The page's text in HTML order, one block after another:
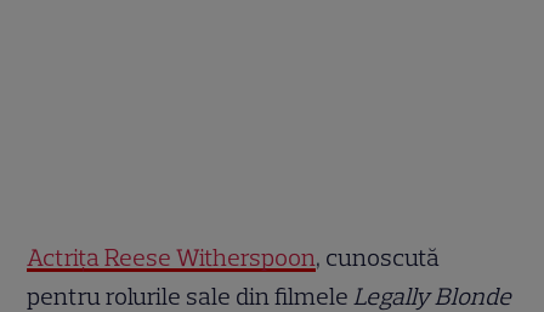
Actrița Reese Witherspoon, cunoscută
pentru rolurile sale din filmeleLegally Blonde